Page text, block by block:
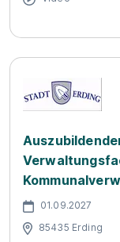
01.09.2027
85435 Erding